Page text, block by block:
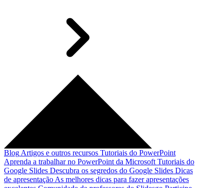
Blog Artigos e outros recursos Tutoriais do PowerPoint
Aprenda a trabalhar no PowerPoint da Microsoft Tutoriais do
Google Slides Descubra os segredos do Google Slides Dicas
de apresentação As melhores dicas para fazer apresentações